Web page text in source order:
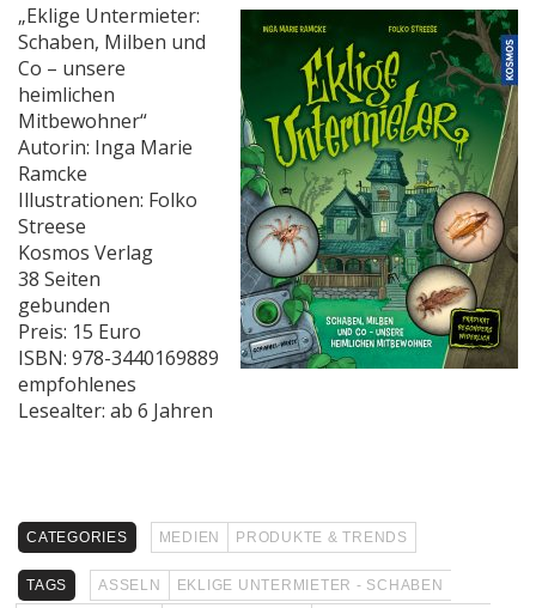
„Eklige Untermieter:
Schaben, Milben und
Co – unsere
heimlichen
Mitbewohner“
Autorin: Inga Marie
Ramcke
Illustrationen: Folko
Streese
Kosmos Verlag
38 Seiten
gebunden
Preis: 15 Euro
ISBN: 978-3440169889
empfohlenes
Lesealter: ab 6 Jahren
CATEGORIES MEDIEN PRODUKTE & TRENDS
TAGS ASSELN
EKLIGE UNTERMIETER - SCHABEN